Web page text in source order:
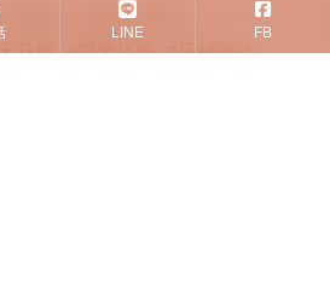
地板 #地磚 #燈泡
花板 #營業店面 #店鋪設計
LINE FB